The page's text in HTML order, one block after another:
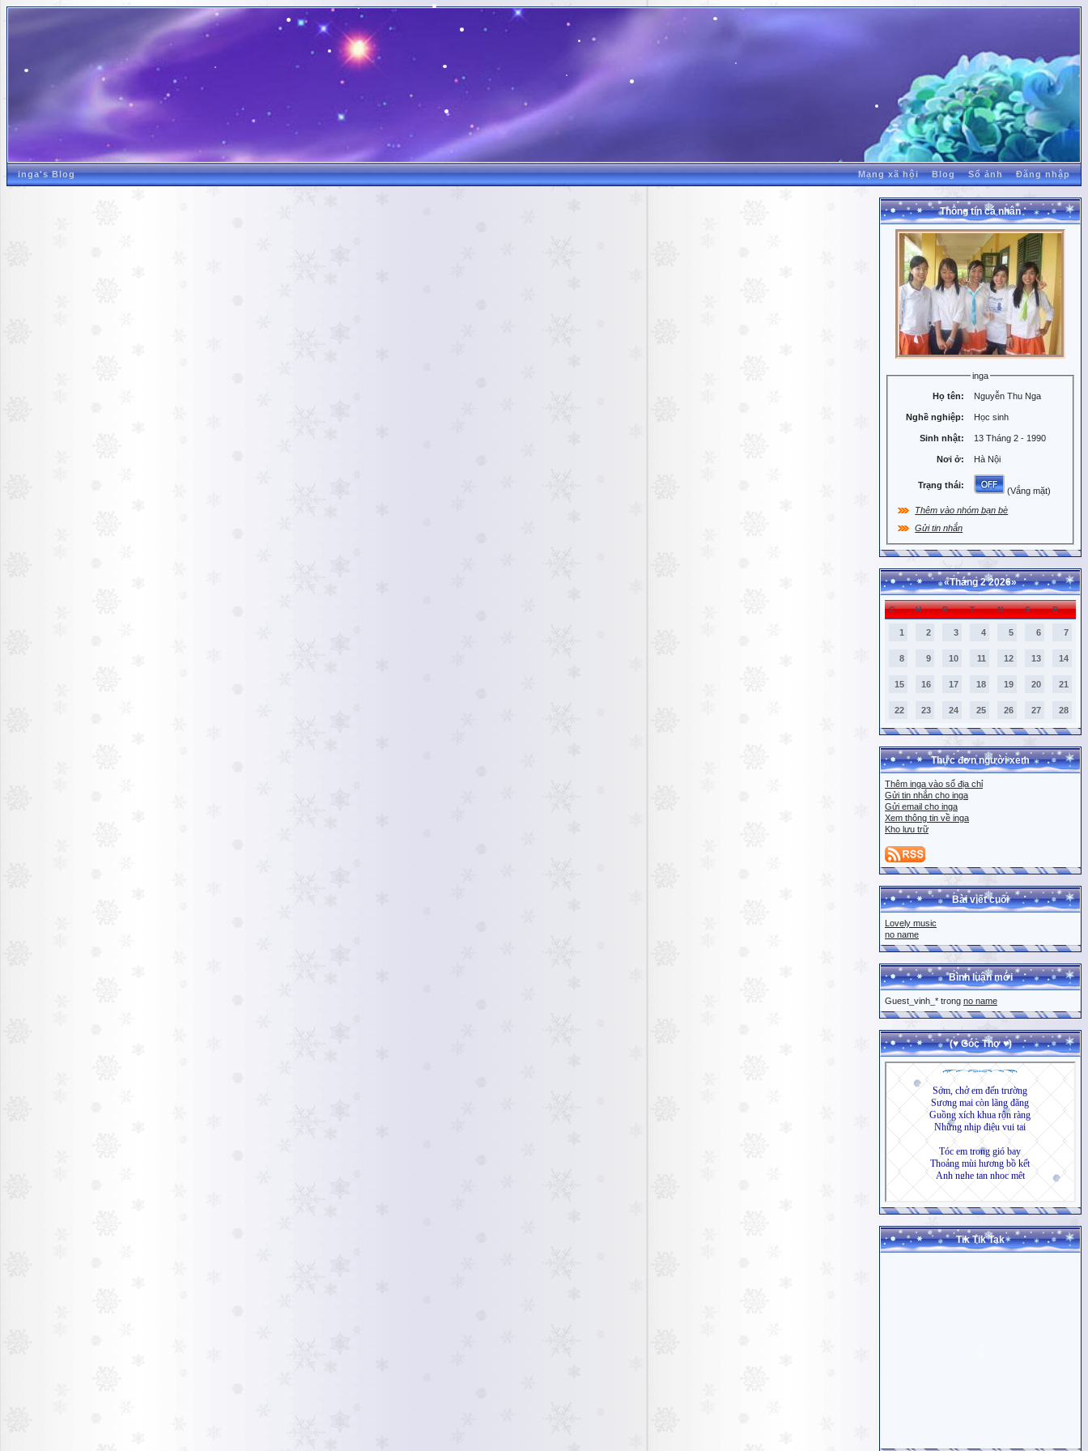
inga's Blog Mạng xã hội Blog Sổ ảnh Đăng nhập
Thông tin cá nhân
inga
Họ tên: Nguyễn Thu Nga
Nghề nghiệp: Học sinh
Sinh nhật: 13 Tháng 2 - 1990
Nơi ở: Hà Nội
Trạng thái:
(Vắng mặt)
Thêm vào nhóm bạn bè
Gửi tin nhắn
«Tháng 2 2026»
C H B T N S B
1 2 3 4 5 6 7
8 9 10 11 12 13 14
15 16 17 18 19 20 21
22 23 24 25 26 27 28
Thực đơn người xem
Thêm inga vào sổ địa chỉ
Gửi tin nhắn cho inga
Gửi email cho inga
Xem thông tin về inga
Kho lưu trữ
Bài viết cuối
Lovely music
no name
Bình luận mới
Guest_vinh_* trong no name
(♥ Góc Thơ ♥)
Tik Tik Tak